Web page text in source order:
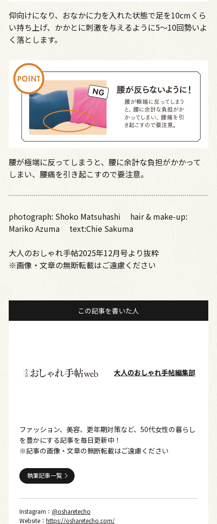
仰向けになり、おなかに力を入れた状態で足を10cmくら
い持ち上げ、かかとに刺激を与えるように5～10回勢いよ
く落とします。
腰が極端に反ってしまうと、腰に余計な負担がかかって
しまい、腰痛を引き起こすので要注意。
photograph: Shoko Matsuhashi hair & make-up:
Mariko Azuma text:Chie Sakuma
大人のおしゃれ手帖2025年12月号より抜粋
※画像・文章の無断転載はご遠慮ください
この記事を書いた人
大人のおしゃれ手帖編集部
ファッション、美容、更年期対策など、50代女性の暮らし
を豊かにする記事を毎日更新中！
※記事の画像・文章の無断転載はご遠慮ください
執筆記事一覧
Instagram：@osharetecho
Website：https://osharetecho.com/